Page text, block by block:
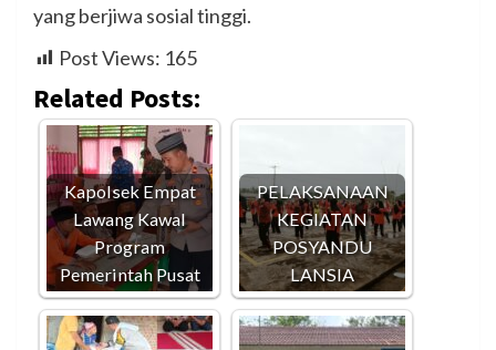
yang berjiwa sosial tinggi.
Post Views: 165
Related Posts:
Kapolsek Empat
Lawang Kawal
Program
Pemerintah Pusat
PELAKSANAAN
KEGIATAN
POSYANDU
LANSIA